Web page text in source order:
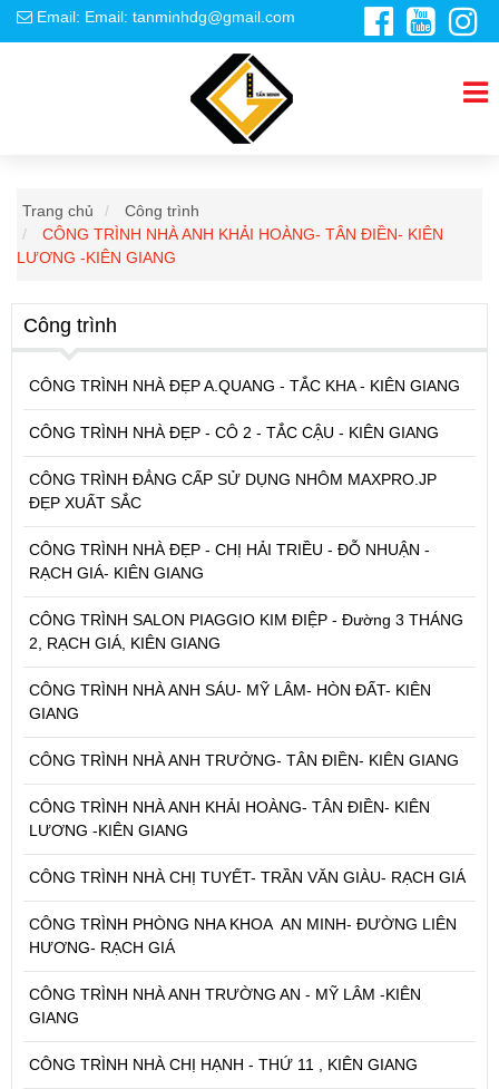
Email: Email: tanminhdg@gmail.com
Trang chủ
Công trình
CÔNG TRÌNH NHÀ ANH KHẢI HOÀNG- TÂN ĐIỀN- KIÊN
LƯƠNG -KIÊN GIANG
Công trình
CÔNG TRÌNH NHÀ ĐẸP A.QUANG - TẮC KHA - KIÊN GIANG
CÔNG TRÌNH NHÀ ĐẸP - CÔ 2 - TẮC CẬU - KIÊN GIANG
CÔNG TRÌNH ĐẲNG CẤP SỬ DỤNG NHÔM MAXPRO.JP
ĐẸP XUẤT SẮC
CÔNG TRÌNH NHÀ ĐẸP - CHỊ HẢI TRIỀU - ĐỖ NHUẬN -
RẠCH GIÁ- KIÊN GIANG
CÔNG TRÌNH SALON PIAGGIO KIM ĐIỆP - Đường 3 THÁNG
2, RẠCH GIÁ, KIÊN GIANG
CÔNG TRÌNH NHÀ ANH SÁU- MỸ LÂM- HÒN ĐẤT- KIÊN
GIANG
CÔNG TRÌNH NHÀ ANH TRƯỞNG- TÂN ĐIỀN- KIÊN GIANG
CÔNG TRÌNH NHÀ ANH KHẢI HOÀNG- TÂN ĐIỀN- KIÊN
LƯƠNG -KIÊN GIANG
CÔNG TRÌNH NHÀ CHỊ TUYẾT- TRẦN VĂN GIÀU- RẠCH GIÁ
CÔNG TRÌNH PHÒNG NHA KHOA AN MINH- ĐƯỜNG LIÊN
HƯƠNG- RẠCH GIÁ
CÔNG TRÌNH NHÀ ANH TRƯỜNG AN - MỸ LÂM -KIÊN
GIANG
CÔNG TRÌNH NHÀ CHỊ HẠNH - THỨ 11 , KIÊN GIANG